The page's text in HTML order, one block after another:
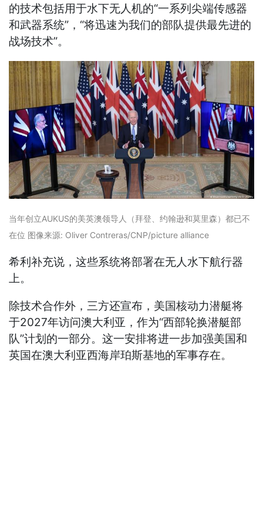
的技术包括用于水下无人机的“一系列尖端传感器
和武器系统”，“将迅速为我们的部队提供最先进的
战场技术”。
当年创立AUKUS的美英澳领导人（拜登、约翰逊和莫里森）都已不
在位 图像来源: Oliver Contreras/CNP/picture alliance
希利补充说，这些系统将部署在无人水下航行器
上。
除技术合作外，三方还宣布，美国核动力潜艇将
于2027年访问澳大利亚，作为“西部轮换潜艇部
队”计划的一部分。这一安排将进一步加强美国和
英国在澳大利亚西海岸珀斯基地的军事存在。